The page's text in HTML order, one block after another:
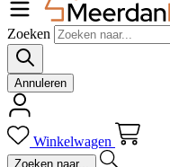
Zoeken
Annuleren
Winkelwagen